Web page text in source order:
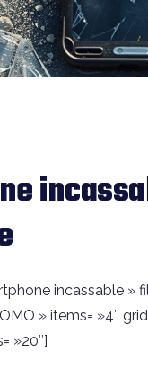
incassable »
» items= »4″
»20″]